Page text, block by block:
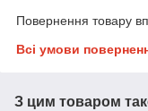
Повернення товару
Всі умови
З цим товаром